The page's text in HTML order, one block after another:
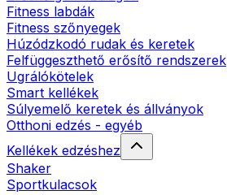
Fitness labdák
Fitness szőnyegek
Húzódzkodó rudak és keretek
Felfüggeszthető erősítő rendszerek
Ugrálókötelek
Smart kellékek
Súlyemelő keretek és állványok
Otthoni edzés - egyéb
Kellékek edzéshez
Shaker
Sportkulacsok